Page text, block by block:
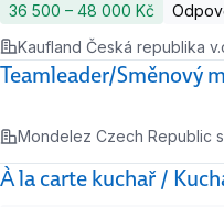
36 500 ‍–‍ 48 000 Kč
Kaufland Česká republika
Teamleader/Směnový
Mondelez Czech Republic
À la carte kuchař /